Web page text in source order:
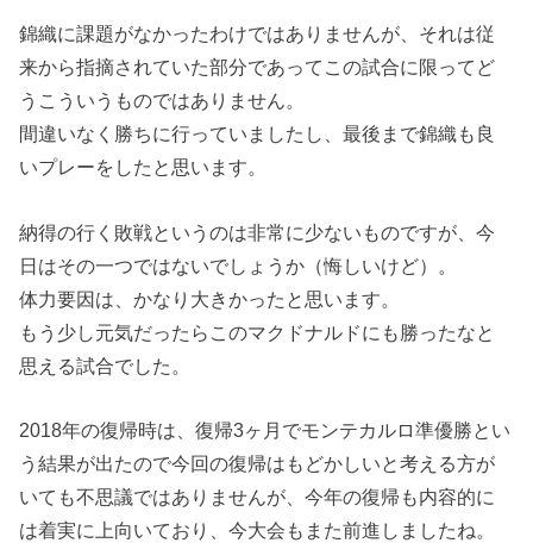
錦織に課題がなかったわけではありませんが、それは従
来から指摘されていた部分であってこの試合に限ってど
うこういうものではありません。
間違いなく勝ちに行っていましたし、最後まで錦織も良
いプレーをしたと思います。
納得の行く敗戦というのは非常に少ないものですが、今
日はその一つではないでしょうか（悔しいけど）。
体力要因は、かなり大きかったと思います。
もう少し元気だったらこのマクドナルドにも勝ったなと
思える試合でした。
2018年の復帰時は、復帰3ヶ月でモンテカルロ準優勝とい
う結果が出たので今回の復帰はもどかしいと考える方が
いても不思議ではありませんが、今年の復帰も内容的に
は着実に上向いており、今大会もまた前進しましたね。